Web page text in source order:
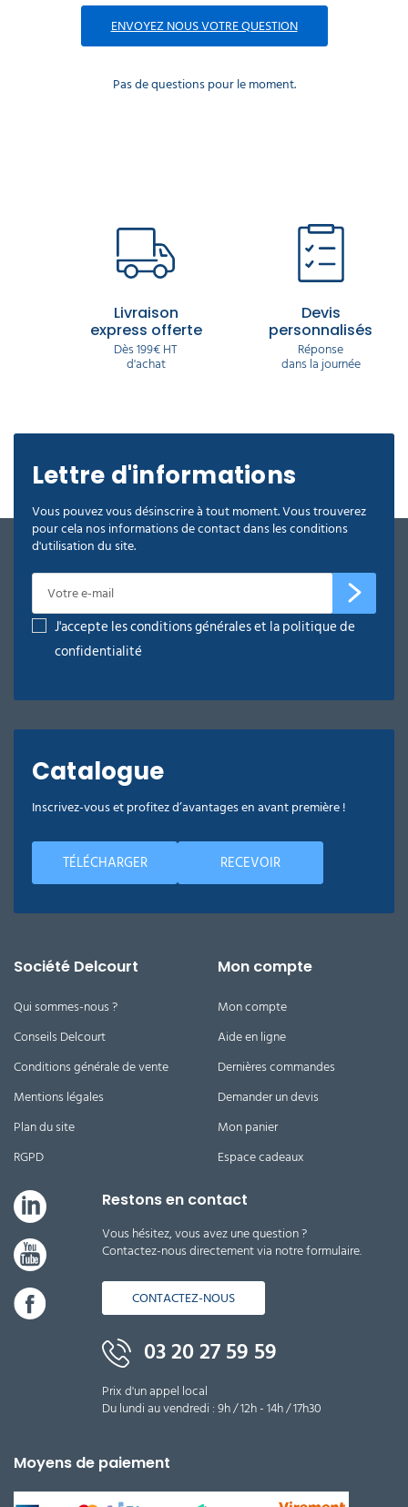
ENVOYEZ NOUS VOTRE QUESTION
Pas de questions pour le moment.
Livraison
express offerte
Dès 199€ HT
d'achat
Devis
personnalisés
Réponse
dans la journée
Lettre d'informations
Vous pouvez vous désinscrire à tout moment. Vous trouverez
pour cela nos informations de contact dans les conditions
d'utilisation du site.
J'accepte les conditions générales et la politique de
confidentialité
Catalogue
Inscrivez-vous et profitez d’avantages en avant première !
TÉLÉCHARGER RECEVOIR
Société Delcourt
Qui sommes-nous ?
Conseils Delcourt
Conditions générale de vente
Mentions légales
Plan du site
RGPD
Mon compte
Mon compte
Aide en ligne
Dernières commandes
Demander un devis
Mon panier
Espace cadeaux
Restons en contact
Vous hésitez, vous avez une question ?
Contactez-nous directement via notre formulaire.
CONTACTEZ-NOUS
03 20 27 59 59
Prix d'un appel local
Du lundi au vendredi : 9h / 12h - 14h / 17h30
Moyens de paiement